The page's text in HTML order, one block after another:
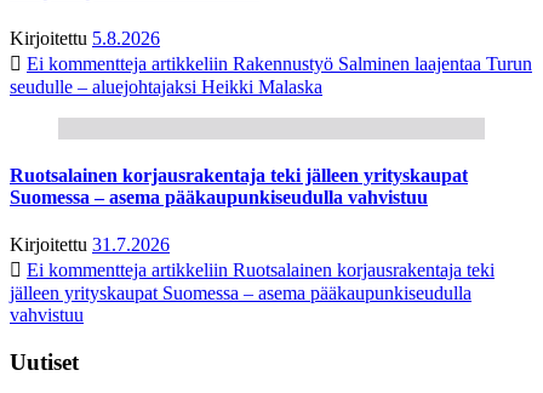
Kirjoitettu 5.8.2026
Ei kommentteja artikkeliin Rakennustyö Salminen laajentaa Turun
seudulle – aluejohtajaksi Heikki Malaska
Ruotsalainen korjausrakentaja teki jälleen yrityskaupat
Suomessa – asema pääkaupunkiseudulla vahvistuu
Kirjoitettu 31.7.2026
Ei kommentteja artikkeliin Ruotsalainen korjausrakentaja teki
jälleen yrityskaupat Suomessa – asema pääkaupunkiseudulla
vahvistuu
Uutiset